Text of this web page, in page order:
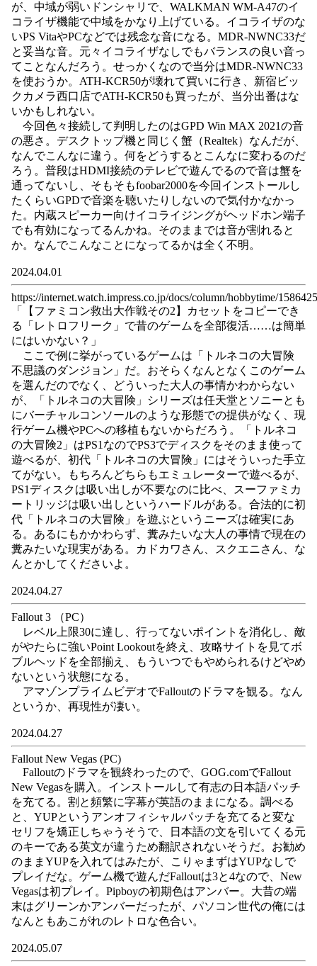
が、中域が弱いドンシャリで、WALKMAN WM-A47のイ
コライザ機能で中域をかなり上げている。イコライザのな
いPS VitaやPCなどでは残念な音になる。MDR-NWNC33だ
と妥当な音。元々イコライザなしでもバランスの良い音っ
てことなんだろう。せっかくなので当分はMDR-NWNC33
を使おうか。ATH-KCR50が壊れて買いに行き、新宿ビッ
クカメラ西口店でATH-KCR50も買ったが、当分出番はな
いかもしれない。
今回色々接続して判明したのはGPD Win MAX 2021の音
の悪さ。デスクトップ機と同じく蟹（Realtek）なんだが、
なんでこんなに違う。何をどうするとこんなに変わるのだ
ろう。普段はHDMI接続のテレビで遊んでるので音は蟹を
通ってないし、そもそもfoobar2000を今回インストールし
たくらいGPDで音楽を聴いたりしないので気付かなかっ
た。内蔵スピーカー向けイコライジングがヘッドホン端子
でも有効になってるんかね。そのままでは音が割れると
か。なんでこんなことになってるかは全く不明。
2024.04.01
https://internet.watch.impress.co.jp/docs/column/hobbytime/
「【ファミコン救出大作戦その2】カセットをコピーでき
る「レトロフリーク」で昔のゲームを全部復活……は簡単
にはいかない？」
ここで例に挙がっているゲームは「トルネコの大冒険
不思議のダンジョン」だ。おそらくなんとなくこのゲーム
を選んだのでなく、どういった大人の事情かわからない
が、「トルネコの大冒険」シリーズは任天堂とソニーとも
にバーチャルコンソールのような形態での提供がなく、現
行ゲーム機やPCへの移植もないからだろう。「トルネコ
の大冒険2」はPS1なのでPS3でディスクをそのまま使って
遊べるが、初代「トルネコの大冒険」にはそういった手立
てがない。もちろんどちらもエミュレーターで遊べるが、
PS1ディスクは吸い出しが不要なのに比べ、スーファミカ
ートリッジは吸い出しというハードルがある。合法的に初
代「トルネコの大冒険」を遊ぶというニーズは確実にあ
る。あるにもかかわらず、糞みたいな大人の事情で現在の
糞みたいな現実がある。カドカワさん、スクエニさん、な
んとかしてくださいよ。
2024.04.27
Fallout 3 （PC）
レベル上限30に達し、行ってないポイントを消化し、敵
がやたらに強いPoint Lookoutを終え、攻略サイトを見てボ
ブルヘッドを全部揃え、もういつでもやめられるけどやめ
ないという状態になる。
アマゾンプライムビデオでFalloutのドラマを観る。なん
というか、再現性が凄い。
2024.04.27
Fallout New Vegas (PC)
Falloutのドラマを観終わったので、GOG.comでFallout
New Vegasを購入。インストールして有志の日本語パッチ
を充てる。割と頻繁に字幕が英語のままになる。調べる
と、YUPというアンオフィシャルパッチを充てると変な
セリフを矯正しちゃうそうで、日本語の文を引いてくる元
のキーである英文が違うため翻訳されないそうだ。お勧め
のままYUPを入れてはみたが、こりゃまずはYUPなしで
プレイだな。ゲーム機で遊んだFalloutは3と4なので、New
Vegasは初プレイ。Pipboyの初期色はアンバー。大昔の端
末はグリーンかアンバーだったが、パソコン世代の俺には
なんともあこがれのレトロな色合い。
2024.05.07